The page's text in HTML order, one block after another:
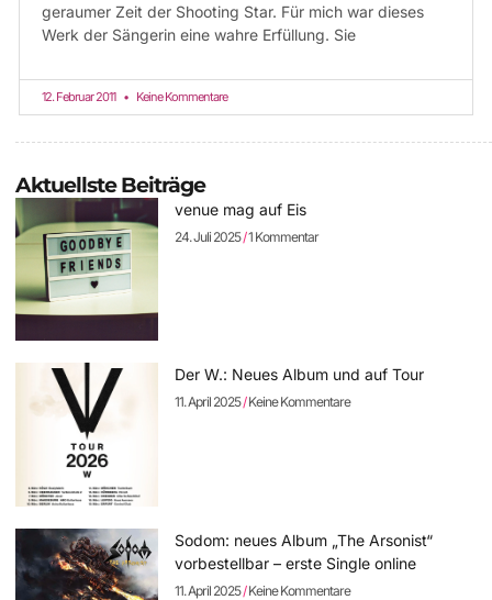
geraumer Zeit der Shooting Star. Für mich war dieses
Werk der Sängerin eine wahre Erfüllung. Sie
12. Februar 2011 Keine Kommentare
Aktuellste Beiträge
venue mag auf Eis
24. Juli 2025 1 Kommentar
Der W.: Neues Album und auf Tour
11. April 2025 Keine Kommentare
Sodom: neues Album „The Arsonist“
vorbestellbar – erste Single online
11. April 2025 Keine Kommentare